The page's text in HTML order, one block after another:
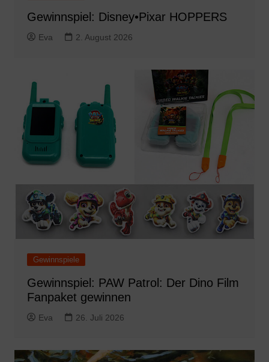
Gewinnspiel: Disney•Pixar HOPPERS
Eva 2. August 2026
Gewinnspiele
Gewinnspiel: PAW Patrol: Der Dino Film
Fanpaket gewinnen
Eva 26. Juli 2026